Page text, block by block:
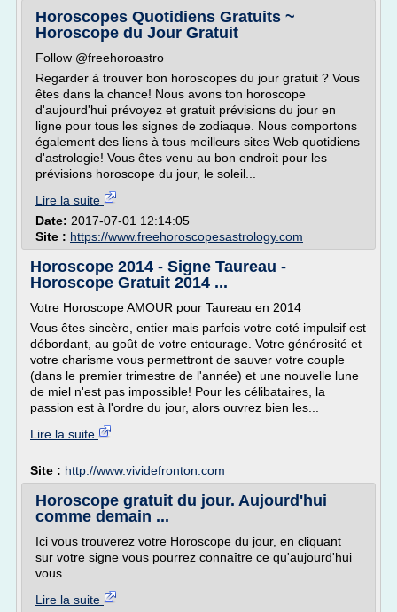
Horoscopes Quotidiens Gratuits ~
Horoscope du Jour Gratuit
Follow @freehoroastro
Regarder à trouver bon horoscopes du jour gratuit ? Vous
êtes dans la chance! Nous avons ton horoscope
d'aujourd'hui prévoyez et gratuit prévisions du jour en
ligne pour tous les signes de zodiaque. Nous comportons
également des liens à tous meilleurs sites Web quotidiens
d'astrologie! Vous êtes venu au bon endroit pour les
prévisions horoscope du jour, le soleil...
Lire la suite
Date: 2017-07-01 12:14:05
Site : https://www.freehoroscopesastrology.com
Horoscope 2014 - Signe Taureau -
Horoscope Gratuit 2014 ...
Votre Horoscope AMOUR pour Taureau en 2014
Vous êtes sincère, entier mais parfois votre coté impulsif est
débordant, au goût de votre entourage. Votre générosité et
votre charisme vous permettront de sauver votre couple
(dans le premier trimestre de l'année) et une nouvelle lune
de miel n'est pas impossible! Pour les célibataires, la
passion est à l'ordre du jour, alors ouvrez bien les...
Lire la suite
Site : http://www.vividefronton.com
Horoscope gratuit du jour. Aujourd'hui
comme demain ...
Ici vous trouverez votre Horoscope du jour, en cliquant
sur votre signe vous pourrez connaître ce qu'aujourd'hui
vous...
Lire la suite